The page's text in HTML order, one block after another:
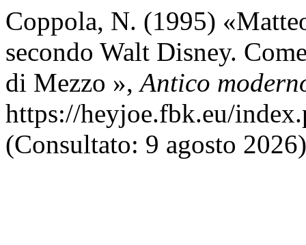
Coppola, N. (1995)
secondo Walt Disney.
di Mezzo »,Antico
https://heyjoe.fbk.eu/
(Consultato: 9 agosto